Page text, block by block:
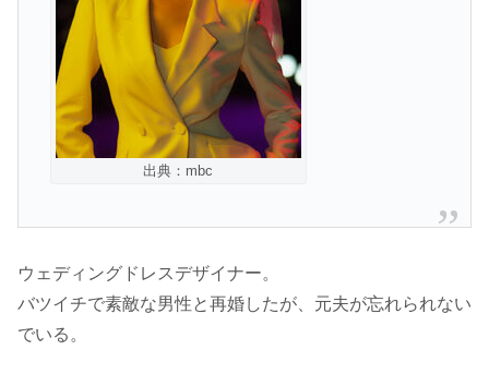
出典：mbc
ウェディングドレスデザイナー。
バツイチで素敵な男性と再婚したが、元夫が忘れられない
でいる。